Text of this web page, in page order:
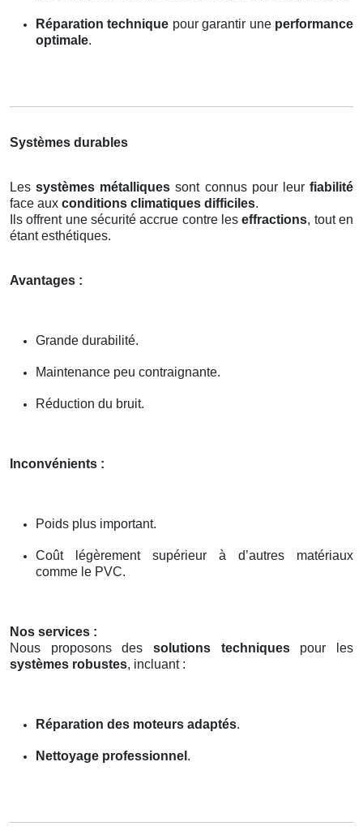
Réparation technique pour garantir une performance
optimale.
Systèmes durables
Lessystèmes métalliques sont connus pour leurfiabilité
face aux conditions climatiques difficiles.
Ils offrent une sécurité accrue contre leseffractions, tout en
étant esthétiques.
Avantages :
Grande durabilité.
Maintenance peu contraignante.
Réduction du bruit.
Inconvénients :
Poids plus important.
Coût légèrement supérieur à d’autres matériaux
comme le PVC.
Nos services :
Nous proposons des solutions techniquespour les
systèmes robustes, incluant :
Réparation des moteurs adaptés.
Nettoyage professionnel .